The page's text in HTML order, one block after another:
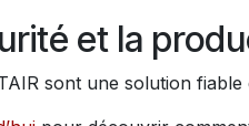
et la
sont une solution